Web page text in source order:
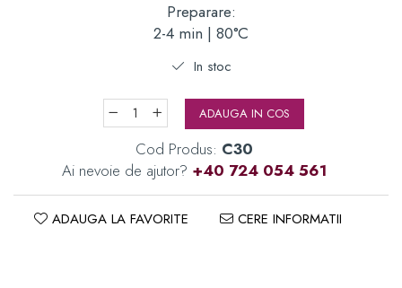
Preparare:
2-4 min | 80°C
In stoc
ADAUGA IN COS
Cod Produs: C30
Ai nevoie de ajutor? +40 724 054 561
ADAUGA LA FAVORITE CERE INFORMATII